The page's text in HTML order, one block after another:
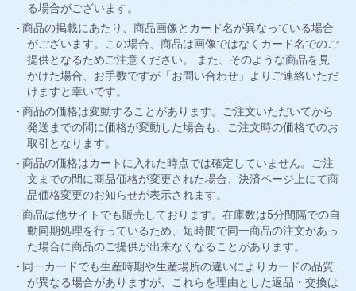
る場合がございます。
商品の掲載にあたり、商品画像とカード名が異なっている場合
がございます。この場合、商品は画像ではなくカード名でのご
提供となるためご注意ください。 また、そのような商品を見
かけた場合、お手数ですが「お問い合わせ」よりご連絡いただ
けますと幸いです。
商品の価格は変動することがあります。ご注文いただいてから
発送までの間に価格が変動した場合も、ご注文時の価格でのお
取引となります。
商品の価格はカートに入れた時点では確定していません。ご注
文までの間に商品価格が変更された場合、決済ページ上にて商
品価格変更のお知らせが表示されます。
商品は他サイトでも販売しております。在庫数は5分間隔での自
動同期処理を行っているため、短時間で同一商品の注文があっ
た場合に商品のご提供が出来なくなることがあります。
同一カードでも生産時期や生産場所の違いによりカードの品質
が異なる場合がありますが、これらを理由とした返品・交換は